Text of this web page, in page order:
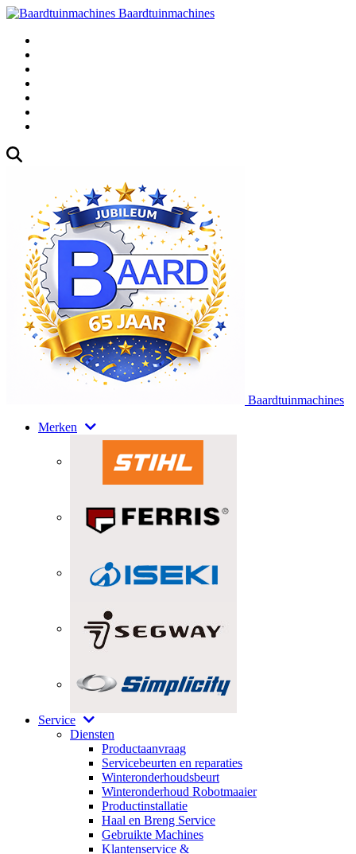
Baardtuinmachines
Baardtuinmachines
Merken
Service
Diensten
Productaanvraag
Servicebeurten en reparaties
Winteronderhoudsbeurt
Winteronderhoud Robotmaaier
Productinstallatie
Haal en Breng Service
Gebruikte Machines
Klantenservice &